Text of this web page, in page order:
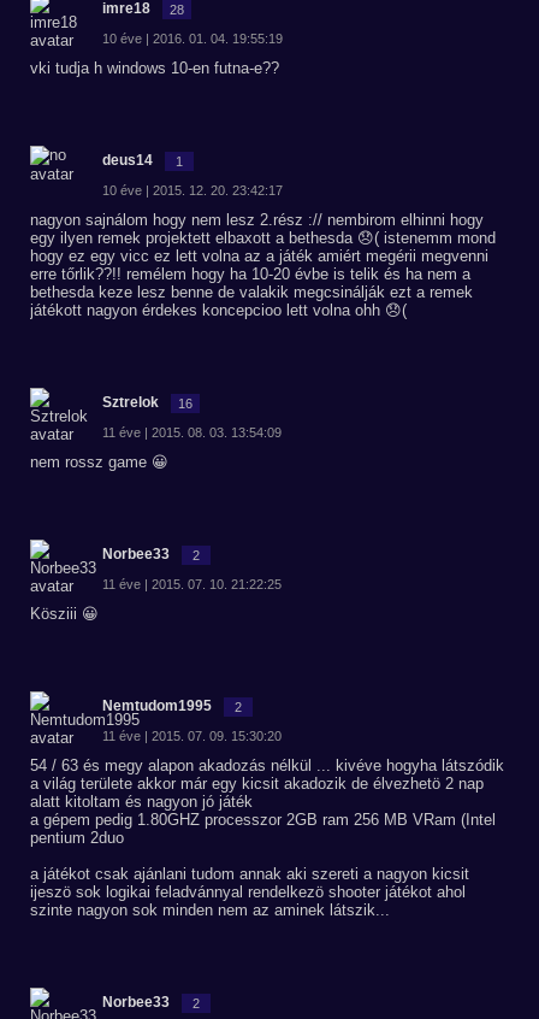
imre18 28
10 éve | 2016. 01. 04. 19:55:19
vki tudja h windows 10-en futna-e??
deus14 1
10 éve | 2015. 12. 20. 23:42:17
nagyon sajnálom hogy nem lesz 2.rész :// nembirom elhinni hogy
egy ilyen remek projektett elbaxott a bethesda 😞( istenemm mond
hogy ez egy vicc ez lett volna az a játék amiért megérii megvenni
erre tőrlik??!! remélem hogy ha 10-20 évbe is telik és ha nem a
bethesda keze lesz benne de valakik megcsinálják ezt a remek
játékott nagyon érdekes koncepcioo lett volna ohh 😞(
Sztrelok 16
11 éve | 2015. 08. 03. 13:54:09
nem rossz game 😀
Norbee33 2
11 éve | 2015. 07. 10. 21:22:25
Kösziii 😀
Nemtudom1995 2
11 éve | 2015. 07. 09. 15:30:20
54 / 63 és megy alapon akadozás nélkül ... kivéve hogyha látszódik
a világ területe akkor már egy kicsit akadozik de élvezhetö 2 nap
alatt kitoltam és nagyon jó játék
a gépem pedig 1.80GHZ processzor 2GB ram 256 MB VRam (Intel
pentium 2duo
a játékot csak ajánlani tudom annak aki szereti a nagyon kicsit
ijeszö sok logikai feladvánnyal rendelkezö shooter játékot ahol
szinte nagyon sok minden nem az aminek látszik...
Norbee33 2